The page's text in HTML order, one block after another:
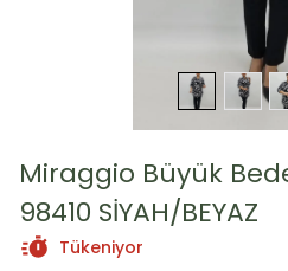
Miraggio Büyük
98410 SİYAH/BEYAZ
Tükeniyor